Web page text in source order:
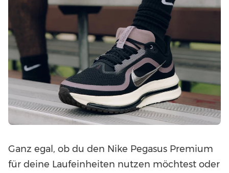
Ganz egal, ob du den Nike Pegasus Premium
für deine Laufeinheiten nutzen möchtest oder